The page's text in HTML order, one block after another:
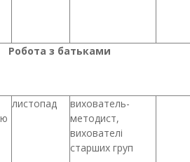
Робота з батьками
листопад
вихователь-
методист,
вихователі
старших груп